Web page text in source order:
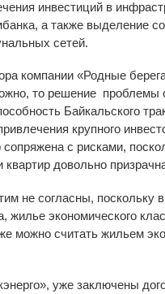
инвестиций в
а также выделение
сетей.
компании «Родные
то решение
Байкальского
крупного
сопряжена с рисками,
довольно
не согласны,
жилье экономического
можно считать жильем
уже заключены